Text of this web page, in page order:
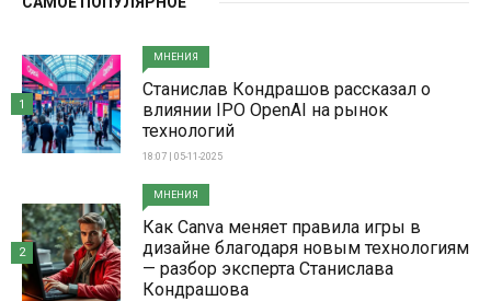
МНЕНИЯ
Станислав Кондрашов рассказал о
влиянии IPO OpenAI на рынок
технологий
18:07 | 05-11-2025
1
МНЕНИЯ
Как Canva меняет правила игры в
дизайне благодаря новым технологиям
— разбор эксперта Станислава
Кондрашова
2